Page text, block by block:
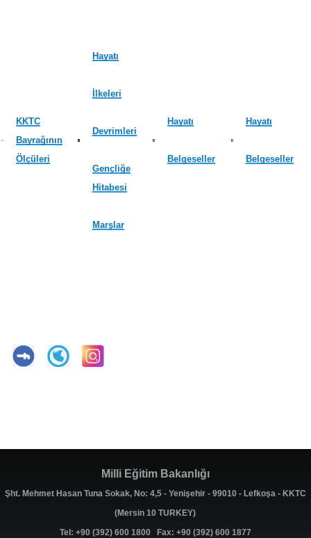
KKTC
Bayrağının
Ölçüleri
Hayatı
İlkeleri
Devrimleri
Gençliğe
Hitabesi
Marşlar
Hayatı
Belgeseller
Hayatı
Belgeseller
Milli Eğitim Bakanlığı
Şht. Mehmet Hasan Tuna Sokak, No: 4,5 - Yenişehir - 99010 - Lefkoşa - KKTC
(Mersin 10 TURKEY)
Tel: +90 (392) 600 1800 Fax: +90 (392) 600 1877